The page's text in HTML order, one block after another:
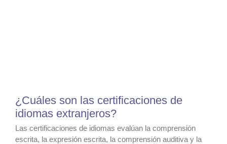
¿Cuáles son las certificaciones de
idiomas extranjeros?
Las certificaciones de idiomas evalúan la comprensión
escrita, la expresión escrita, la comprensión auditiva y la